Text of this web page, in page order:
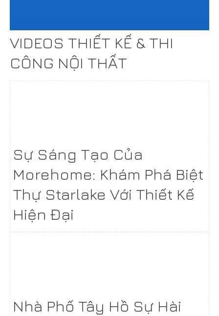
VIDEOS THIẾT KẾ & THI
CÔNG NỘI THẤT
Sự Sáng Tạo Của
Morehome: Khám Phá Biệt
Thự Starlake Với Thiết Kế
Hiện Đại
Nhà Phố Tây Hồ Sự Hài